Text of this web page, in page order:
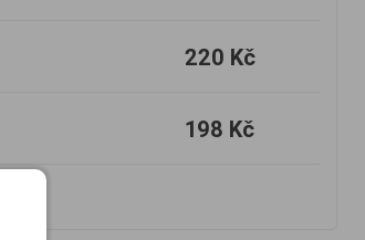
220 Kč
198 Kč